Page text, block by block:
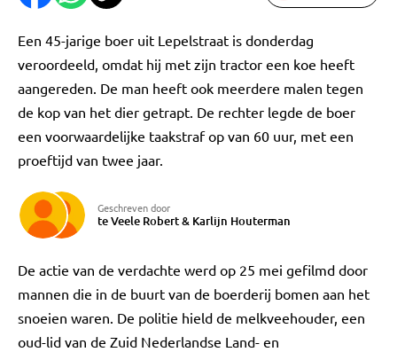
Een 45-jarige boer uit Lepelstraat is donderdag
veroordeeld, omdat hij met zijn tractor een koe heeft
aangereden. De man heeft ook meerdere malen tegen
de kop van het dier getrapt. De rechter legde de boer
een voorwaardelijke taakstraf op van 60 uur, met een
proeftijd van twee jaar.
Geschreven door
te Veele Robert& Karlijn Houterman
De actie van de verdachte werd op 25 mei gefilmd door
mannen die in de buurt van de boerderij bomen aan het
snoeien waren. De politie hield de melkveehouder, een
oud-lid van de Zuid Nederlandse Land- en